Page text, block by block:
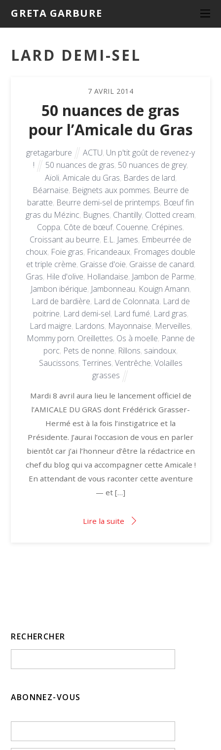
GRETA GARBURE
LARD DEMI-SEL
7 AVRIL 2014
50 nuances de gras
pour l’Amicale du Gras
gretagarbure ACTU, Un p'tit goût de revenez-y
!
50 nuances de gras, 50 nuances de grey,
Aïoli, Amicale du Gras, Bardes de lard,
Béarnaise, Beignets aux pommes, Beurre de
baratte, Beurre demi-sel de printemps, Bœuf fin
gras du Mézinc, Bugnes, Chantilly, Clotted cream,
Coppa, Côte de bœuf, Couenne, Crépines,
Croissant au beurre, E.L. James, Embeurrée de
choux, Foie gras, Fricandeaux, Fromages double
et triple crème, Graisse d'oie, Graisse de canard,
Gras, Hile d'olive, Hollandaise, Jambon de Parme,
Jambon ibérique, Jambonneau, Kouign Amann,
Lard de bardière, Lard de Colonnata, Lard de
poitrine, Lard demi-sel, Lard fumé, Lard gras,
Lard maigre, Lardons, Mayonnaise, Merveilles,
Mommy porn, Oreillettes, Os à moelle, Panne de
porc, Pets de nonne, Rillons, saindoux,
Saucissons, Terrines, Ventrêche, Volailles
grasses
Mardi 8 avril aura lieu le lancement officiel de
l’AMICALE DU GRAS dont Frédérick Grasser-
Hermé est à la fois l’instigatrice et la
Présidente. J’aurai l’occasion de vous en parler
bientôt car j’ai l’honneur d’être la rédactrice en
chef du blog qui va accompagner cette Amicale !
En attendant de vous raconter cette aventure
— et […]
Lire la suite
RECHERCHER
ABONNEZ-VOUS